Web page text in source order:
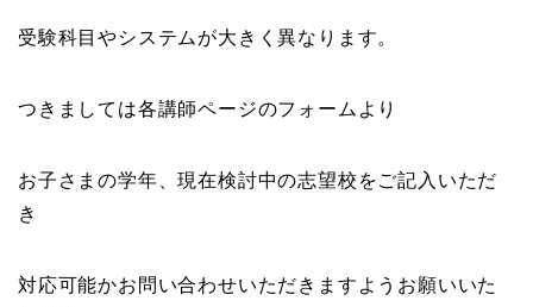
受験科目やシステムが大きく異なります。
つきましては各講師ページのフォームより
お子さまの学年、現在検討中の志望校をご記入いただ
き
対応可能かお問い合わせいただきますようお願いいた